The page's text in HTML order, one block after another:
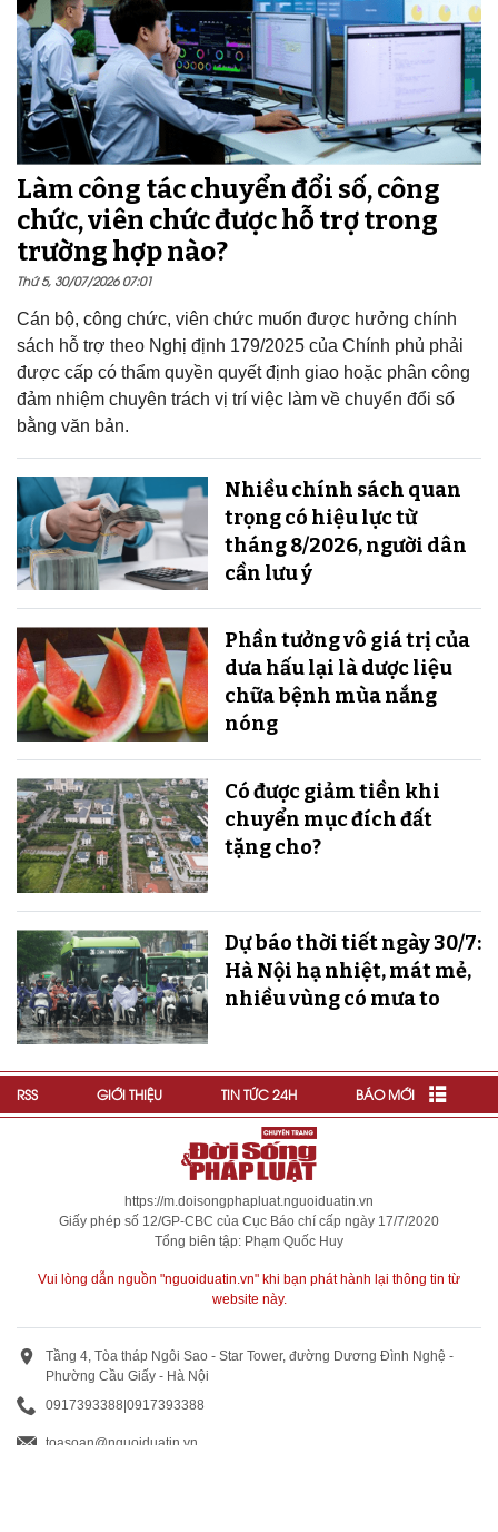
Làm công tác chuyển đổi số, công
chức, viên chức được hỗ trợ trong
trường hợp nào?
Thứ 5, 30/07/2026 07:01
Cán bộ, công chức, viên chức muốn được hưởng chính
sách hỗ trợ theo Nghị định 179/2025 của Chính phủ phải
được cấp có thẩm quyền quyết định giao hoặc phân công
đảm nhiệm chuyên trách vị trí việc làm về chuyển đổi số
bằng văn bản.
Nhiều chính sách quan
trọng có hiệu lực từ
tháng 8/2026, người dân
cần lưu ý
Phần tưởng vô giá trị của
dưa hấu lại là dược liệu
chữa bệnh mùa nắng
nóng
Có được giảm tiền khi
chuyển mục đích đất
tặng cho?
Dự báo thời tiết ngày 30/7:
Hà Nội hạ nhiệt, mát mẻ,
nhiều vùng có mưa to
RSS GIỚI THIỆU TIN TỨC 24H BÁO MỚI
https://m.doisongphapluat.nguoiduatin.vn
Giấy phép số 12/GP-CBC của Cục Báo chí cấp ngày 17/7/2020
Tổng biên tập: Phạm Quốc Huy
Vui lòng dẫn nguồn "nguoiduatin.vn" khi bạn phát hành lại thông tin từ
website này.
Tầng 4, Tòa tháp Ngôi Sao - Star Tower, đường Dương Đình Nghệ -
Phường Cầu Giấy - Hà Nội
0917393388 0917393388
toasoan@nguoiduatin.vn